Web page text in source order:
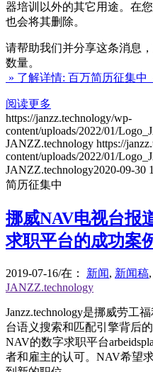
器培训以外的其它用途。在
也会将其删除。
请帮助我们并分享这条消息
数量。
» 了解详情: 百万简历征集中
阅读更多
https://janzz.technology/wp-
content/uploads/2022/01/
JANZZ.technology https://
content/uploads/2022/01/
JANZZ.technology2020-09-30
简历征集中
挪威NAV电视台报
求职平台的成功案
2019-07-16/在： 新闻, 新闻稿,
JANZZ.technology
Janzz.technology是挪威劳工
台语义搜索和匹配引擎背后的
NAV的数字求职平台
者和雇主的认可。NAV希望